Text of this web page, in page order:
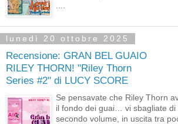
lunedì 20 ottobre 2025
Recensione: GRAN BEL GUAIO
RILEY THORN! "Riley Thorn
Series #2" di LUCY SCORE
Se pensavate che Riley Thorn
il fondo dei guai… vi sbagliate di
secondo volume, in uscita tra